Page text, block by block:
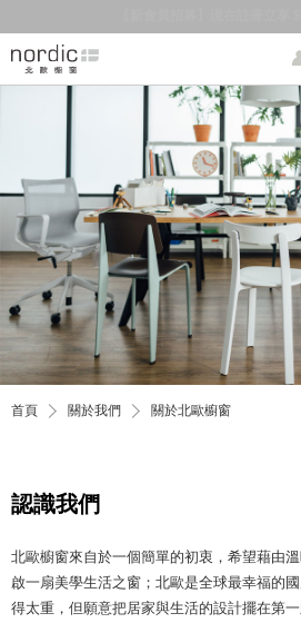
首頁 關於我們 關於北歐櫥窗
認識我們
北歐櫥窗來自於一個簡單的初衷，希望藉由
啟一扇美學生活之窗；北歐是全球最幸福的
得太重，但願意把居家與生活的設計擺在第